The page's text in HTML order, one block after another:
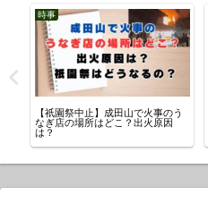
時事
【祇園祭中止】成田山で火事のう
なぎ店の場所はどこ？出火原因
は？